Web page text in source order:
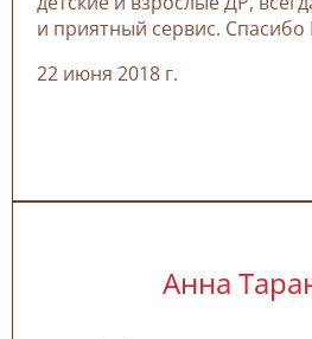
и приятный сервис. Спасибо
22 июня 2018 г.
Анна